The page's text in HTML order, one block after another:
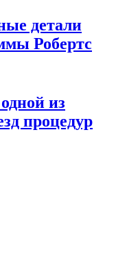
детали
Робертс
из
процедур